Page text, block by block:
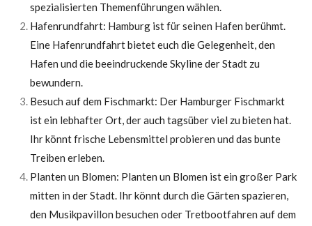
spezialisierten Themenführungen wählen.
Hafenrundfahrt: Hamburg ist für seinen Hafen berühmt.
Eine Hafenrundfahrt bietet euch die Gelegenheit, den
Hafen und die beeindruckende Skyline der Stadt zu
bewundern.
Besuch auf dem Fischmarkt: Der Hamburger Fischmarkt
ist ein lebhafter Ort, der auch tagsüber viel zu bieten hat.
Ihr könnt frische Lebensmittel probieren und das bunte
Treiben erleben.
Planten un Blomen: Planten un Blomen ist ein großer Park
mitten in der Stadt. Ihr könnt durch die Gärten spazieren,
den Musikpavillon besuchen oder Tretbootfahren auf dem